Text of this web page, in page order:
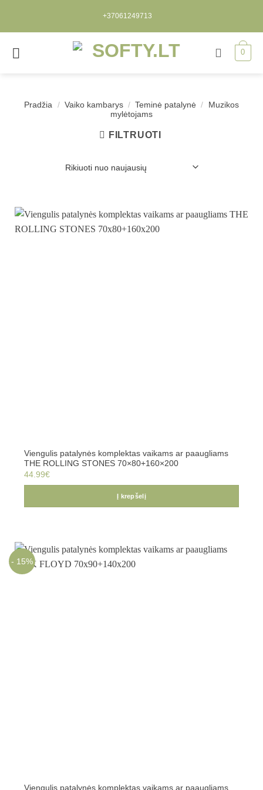
+37061249713
0
Pradžia / Vaiko kambarys / Teminė patalynė /
Muzikos
mylėtojams
FILTRUOTI
Viengulis patalynės komplektas vaikams ar paaugliams
THE ROLLING STONES 70×80+160×200
44.99€
Į krepšelį
- 15%
Viengulis patalynės komplektas vaikams ar paaugliams